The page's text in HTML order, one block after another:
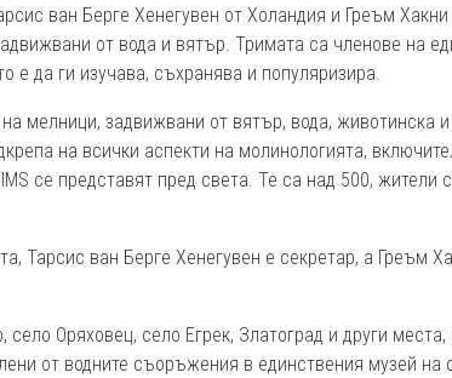
ван Берге Хенегувен от Холандия и Греъм Хакни
от вода и вятър. Тримата са членове на
е да ги изучава, съхранява и популяризира.
мелници, задвижвани от вятър, вода, животинска
на всички аспекти на молинологията,
се представят пред света. Те са над 500, жители
Тарсис ван Берге Хенегувен е секретар, а Греъм
Оряховец, село Егрек, Златоград и други
от водните съоръжения в единствения музей на